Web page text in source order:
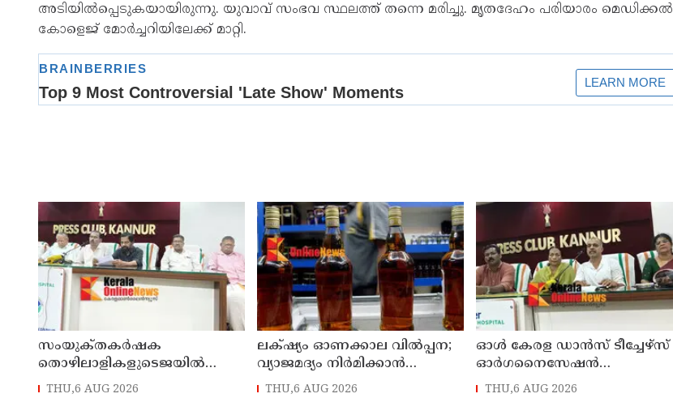
അടിയിൽപ്പെടുകയായിരുന്നു. യുവാവ് സംഭവ സ്ഥലത്ത് തന്നെ മരിച്ചു. മൃതദേഹം പരിയാരം മെഡിക്കൽ
കോളെജ് മോർച്ചറിയിലേക്ക് മാറ്റി.
സംയുക്‌തകർഷക
തൊഴിലാളികളുടെജയിൽ
നിറക്കൽ സമരം ഓഗസ്ത് 10 ന്
THU,6 AUG 2026
ലക്‌ഷ്യം ഓണക്കാല വിൽപ്പന;
വ്യാജമദ്യം നിർമിക്കാൻ
എത്തിച്ച 1,350 ലിറ്റർ സ്പിരിറ്റ്
THU,6 AUG 2026
ഓൾ കേരള ഡാൻസ് ടീച്ചേഴ്സ്
ഓർഗനൈസേഷൻ
നൃത്തോത്സവ് - 2026 എട്ടിന്
THU,6 AUG 2026